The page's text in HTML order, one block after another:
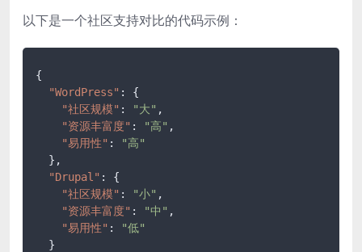
以下是一个社区支持对比的代码示例：
{
"WordPress" :
{
"社区规模" : "大" ,
"资源丰富度" : "高" ,
"易用性" :
"高"
} ,
"Drupal" :
{
"社区规模" : "小" ,
"资源丰富度" : "中" ,
"易用性" :
"低"
}